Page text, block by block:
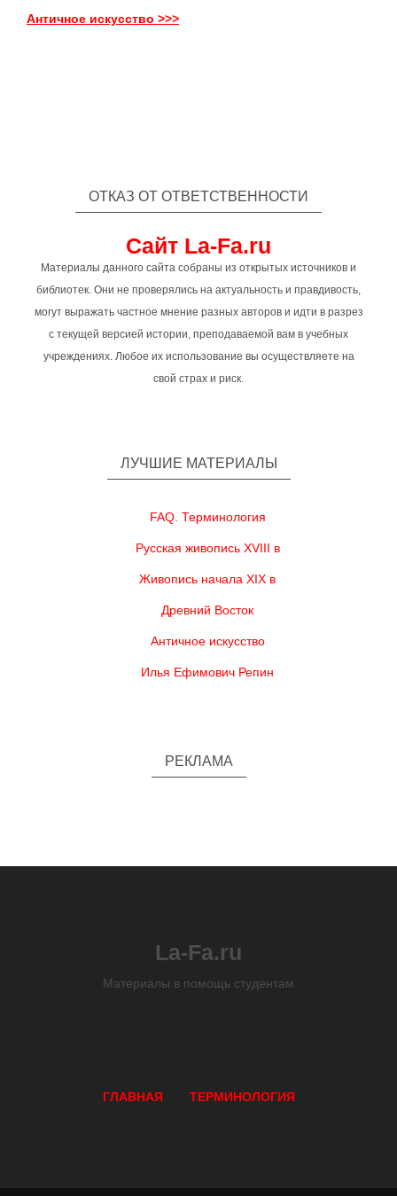
Античное искусство >>>
ОТКАЗ ОТ ОТВЕТСТВЕННОСТИ
Сайт La-Fa.ru
Материалы данного сайта собраны из открытых источников и
библиотек. Они не проверялись на актуальность и правдивость,
могут выражать частное мнение разных авторов и идти в разрез
с текущей версией истории, преподаваемой вам в учебных
учреждениях. Любое их использование вы осуществляете на
свой страх и риск.
ЛУЧШИЕ МАТЕРИАЛЫ
FAQ. Терминология
Русская живопись XVIII в
Живопись начала XIX в
Древний Восток
Античное искусство
Илья Ефимович Репин
РЕКЛАМА
La-Fa.ru
Материалы в помощь студентам
ГЛАВНАЯ ТЕРМИНОЛОГИЯ